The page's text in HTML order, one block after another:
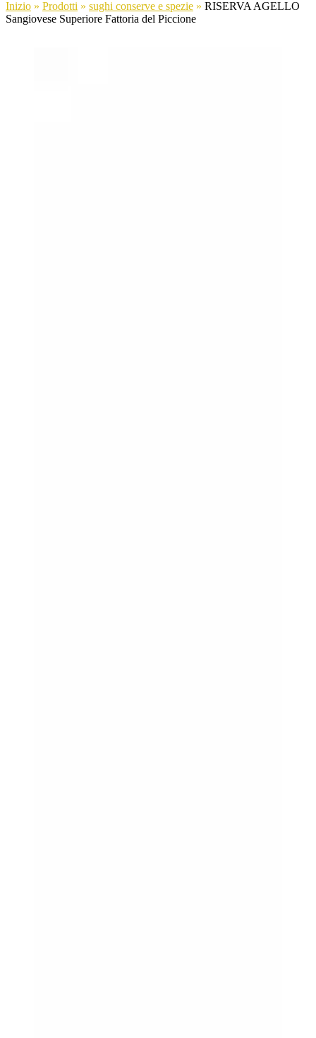
Inizio » Prodotti » sughi conserve e spezie » RISERVA AGELLO
Sangiovese Superiore Fattoria del Piccione